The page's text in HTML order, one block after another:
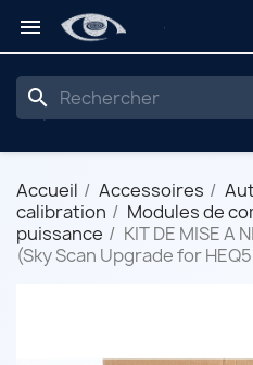

search
Accueil Accessoires
calibration
Modules de
puissance
KIT DE MISE A
(Sky Scan Upgrade for